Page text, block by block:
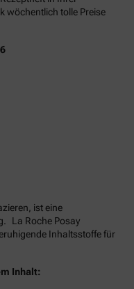
wöchentlich tolle Preise
ist eine
La Roche Posay
Inhaltsstoffe für
Inhalt: